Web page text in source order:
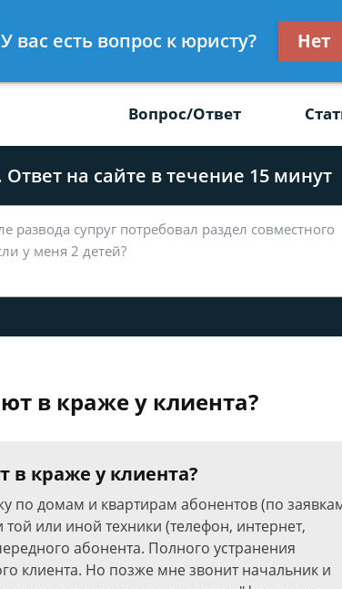
47
Вопрос/Ответ
на сайте в течение 15 минут
в краже у клиента?
в краже у клиента?
по домам и квартирам абонентов (по
или иной техники (телефон, интернет,
абонента. Полного устранения
клиента. Но позже мне звонит начальник и
У вас есть вопрос к юристу? Нет